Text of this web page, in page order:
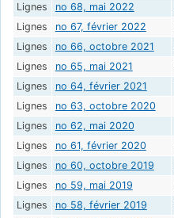
Lignes
no 68, mai 2022
Lignes
no 67, février 2022
Lignes
no 66, octobre 2021
Lignes
no 65, mai 2021
Lignes
no 64, février 2021
Lignes
no 63, octobre 2020
Lignes
no 62, mai 2020
Lignes
no 61, février 2020
Lignes
no 60, octobre 2019
Lignes
no 59, mai 2019
Lignes
no 58, février 2019